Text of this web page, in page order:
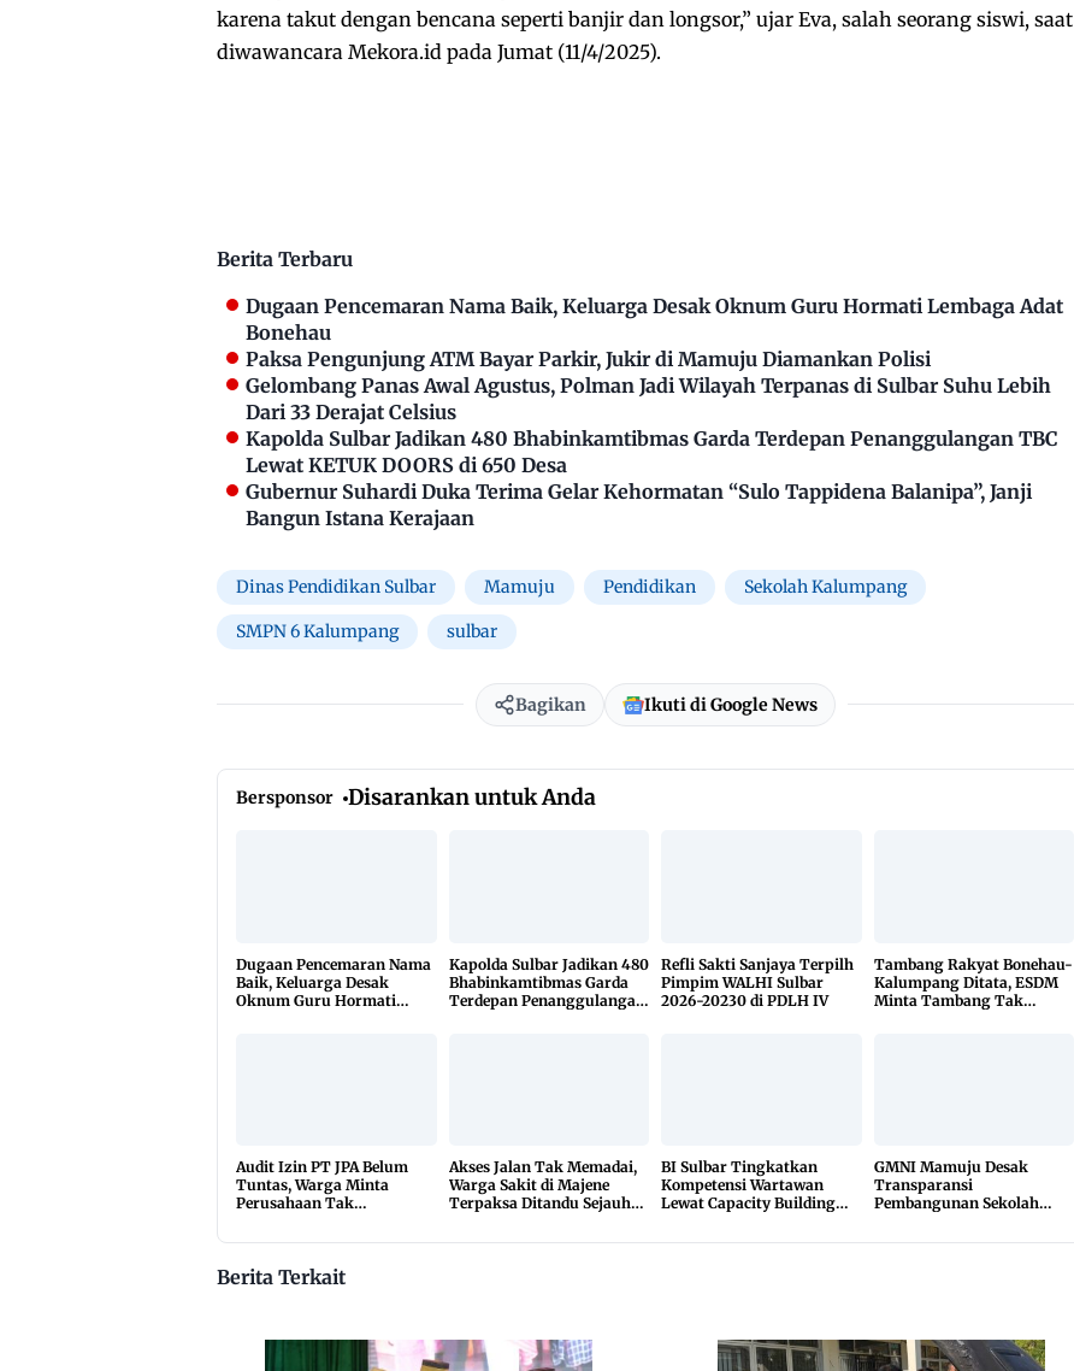
karena takut dengan bencana seperti banjir dan longsor,” ujar Eva, salah seorang siswi, saat
diwawancara Mekora.id pada Jumat (11/4/2025).
Berita Terbaru
Dugaan Pencemaran Nama Baik, Keluarga Desak Oknum Guru Hormati Lembaga Adat
Bonehau
Paksa Pengunjung ATM Bayar Parkir, Jukir di Mamuju Diamankan Polisi
Gelombang Panas Awal Agustus, Polman Jadi Wilayah Terpanas di Sulbar Suhu Lebih
Dari 33 Derajat Celsius
Kapolda Sulbar Jadikan 480 Bhabinkamtibmas Garda Terdepan Penanggulangan TBC
Lewat KETUK DOORS di 650 Desa
Gubernur Suhardi Duka Terima Gelar Kehormatan “Sulo Tappidena Balanipa”, Janji
Bangun Istana Kerajaan
Dinas Pendidikan Sulbar Mamuju Pendidikan Sekolah Kalumpang
SMPN 6 Kalumpang sulbar
Bagikan Ikuti di Google News
Bersponsor Disarankan untuk Anda
Dugaan Pencemaran Nama
Baik, Keluarga Desak
Oknum Guru Hormati
Kapolda Sulbar Jadikan 480
Bhabinkamtibmas Garda
Terdepan Penanggulangan
Refli Sakti Sanjaya Terpilh
Pimpim WALHI Sulbar
2026-20230 di PDLH IV
Tambang Rakyat Bonehau-
Kalumpang Ditata, ESDM
Minta Tambang Tak
Audit Izin PT JPA Belum
Tuntas, Warga Minta
Perusahaan Tak
Akses Jalan Tak Memadai,
Warga Sakit di Majene
Terpaksa Ditandu Sejauh
BI Sulbar Tingkatkan
Kompetensi Wartawan
Lewat Capacity Building
GMNI Mamuju Desak
Transparansi
Pembangunan Sekolah
Material Dibuka
Berita Terkait